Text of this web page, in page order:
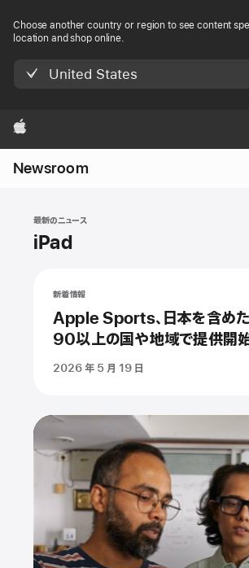
Choose another country or region to see content
location and shop online.
United States
Apple
Newsroom
最新のニュース
iPad
新着情報
Apple Sports、日本を含め
90以上の国や地域で提供開
2026 年 5 月 19 日